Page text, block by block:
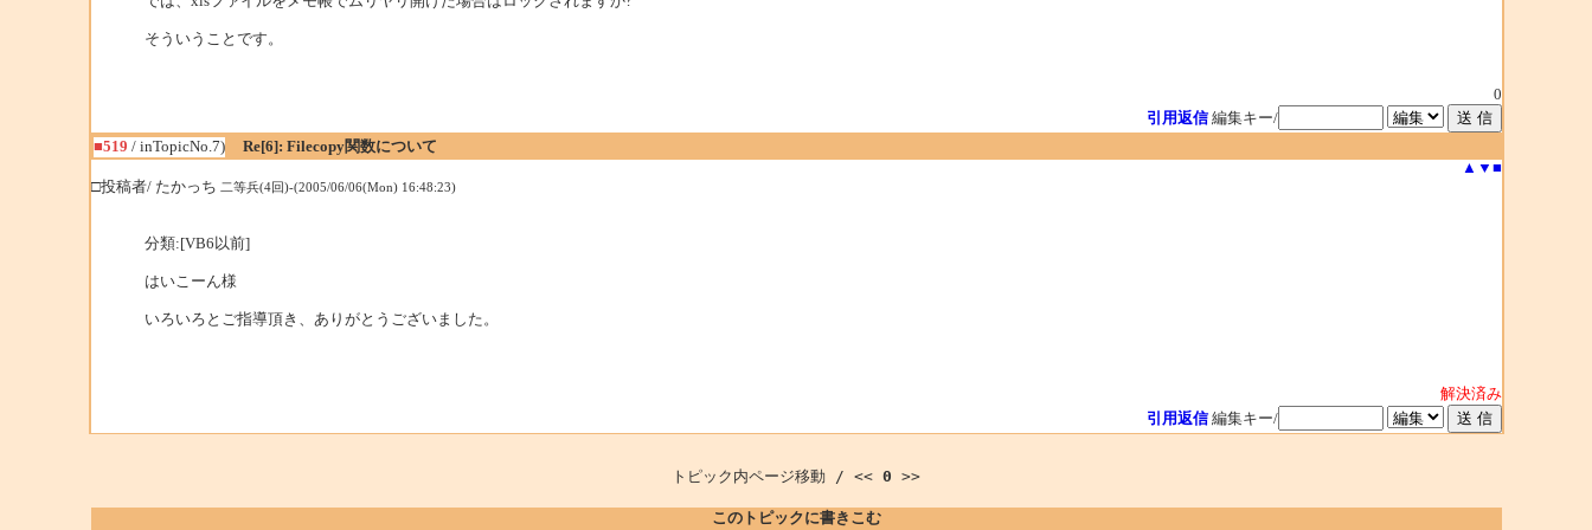
そういうことです。
0
引用返信 編集キー/
■519 / inTopicNo.7)
Re[6]: Filecopy関数について
▲ ▼ ■
□投稿者/ たかっち 二等兵(4回)-(2005/06/06(Mon) 16:48:23)
分類:[VB6以前]
はいこーん様
いろいろとご指導頂き、ありがとうございました。
解決済み
引用返信 編集キー/
トピック内ページ移動 / << 0 >>
このトピックに書きこむ